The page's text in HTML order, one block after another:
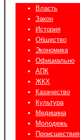
Власть
Закон
История
Общество
Экономика
Официально
АПК
ЖКХ
Казачество
Культура
Медицина
Молодежь
Происшествия